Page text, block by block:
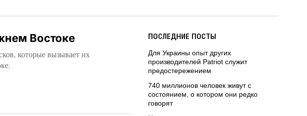
Востоке
которые вызывает их
ПОСЛЕДНИЕ ПОСТЫ
Для Украины опыт других
производителей Patriot служит
предостережением
740 миллионов человек живут с
состоянием, о котором они редко
говорят